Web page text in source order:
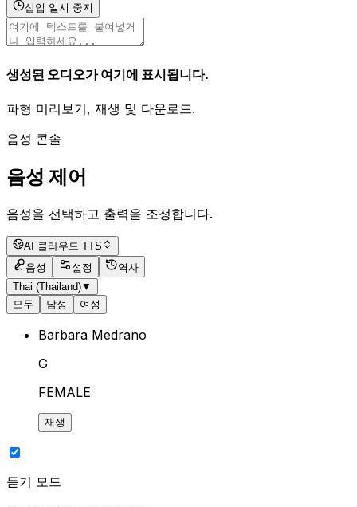
삽입 일시 중지
생성된 오디오가 여기에 표시됩니다.
파형 미리보기, 재생 및 다운로드.
음성 콘솔
음성 제어
음성을 선택하고 출력을 조정합니다.
AI 클라우드 TTS
음성
설정
역사
Thai (Thailand)▼
모두
남성 여성
Barbara Medrano
G
FEMALE
재생
듣기 모드